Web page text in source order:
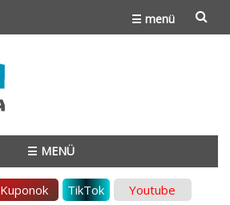
☰ menü
☰ MENÜ
Kuponok TikTok Youtube